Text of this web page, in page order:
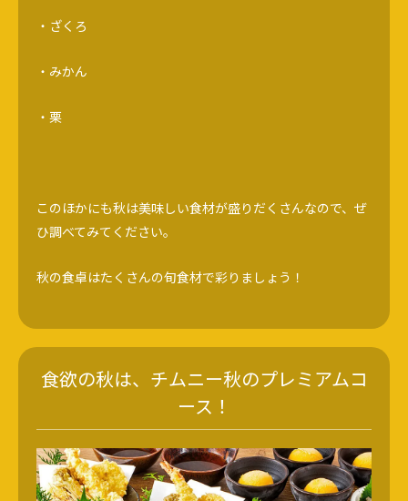
・ざくろ
・みかん
・栗
このほかにも秋は美味しい食材が盛りだくさんなので、ぜ
ひ調べてみてください。
秋の食卓はたくさんの旬食材で彩りましょう！
食欲の秋は、チムニー秋のプレミアムコ
ース！